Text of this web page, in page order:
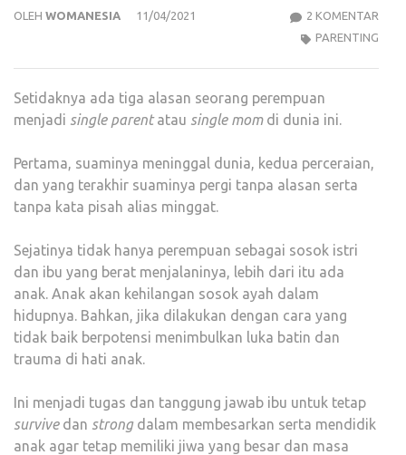
OLEH WOMANESIA 11/04/2021 2 KOMENTAR
PARENTING
Setidaknya ada tiga alasan seorang perempuan
menjadi single parentatau single momdi dunia ini.
Pertama, suaminya meninggal dunia, kedua perceraian,
dan yang terakhir suaminya pergi tanpa alasan serta
tanpa kata pisah alias minggat.
Sejatinya tidak hanya perempuan sebagai sosok istri
dan ibu yang berat menjalaninya, lebih dari itu ada
anak. Anak akan kehilangan sosok ayah dalam
hidupnya. Bahkan, jika dilakukan dengan cara yang
tidak baik berpotensi menimbulkan luka batin dan
trauma di hati anak.
Ini menjadi tugas dan tanggung jawab ibu untuk tetap
survivedan strongdalam membesarkan serta mendidik
anak agar tetap memiliki jiwa yang besar dan masa